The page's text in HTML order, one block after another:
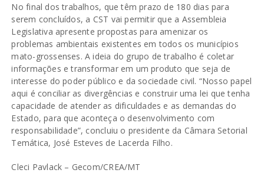
No final dos trabalhos, que têm prazo de 180 dias para
serem concluídos, a CST vai permitir que a Assembleia
Legislativa apresente propostas para amenizar os
problemas ambientais existentes em todos os municípios
mato-grossenses. A ideia do grupo de trabalho é coletar
informações e transformar em um produto que seja de
interesse do poder público e da sociedade civil. “Nosso papel
aqui é conciliar as divergências e construir uma lei que tenha
capacidade de atender as dificuldades e as demandas do
Estado, para que aconteça o desenvolvimento com
responsabilidade”, concluiu o presidente da Câmara Setorial
Temática, José Esteves de Lacerda Filho.
Cleci Pavlack – Gecom/CREA/MT